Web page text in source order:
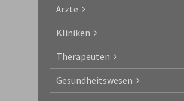
Ärzte
Kliniken
Therapeuten
Gesundheitswesen